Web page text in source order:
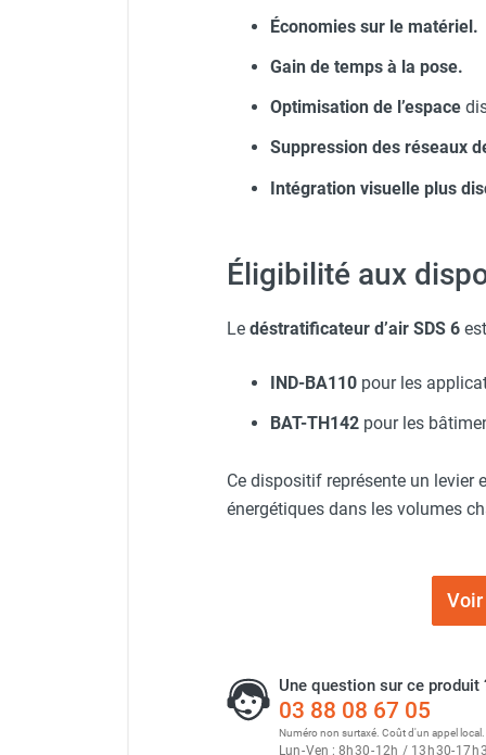
cheminée à combustion directe
infrarouge/rayonnant
Chauffage mobile au gaz propane /
Chauffage mobile au gaz à
combustion directe
Chauffage mobile au gaz rayonnant
Chaudière mobile à eau
Gaine pour chauffage mobile
Chauffage FARM au gaz
Rideau d'air et rideau rayonnant
Rideau d'air chaud
Rideau d'air pour portes tournantes
Rideau d'air ambiant
Rideau d'air froid
Économies sur le matériel.
Gain de temps à la pose.
Optimisation de l’espace
Suppression des réseaux
Intégration visuelle plus
Éligibilité aux
Le déstratificateur d’air SDS 6 est
IND-BA110 pour les
BAT-TH142 pour les
Ce dispositif représente un
énergétiques dans les volumes
Voir
Une question sur ce produit
03 88 08 67 05
Numéro non surtaxé. Coût d'un appel local.
Lun-Ven : 8 h30-12h / 13 h30-17 h